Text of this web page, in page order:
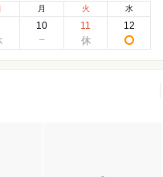
月
10
火
11
水
12